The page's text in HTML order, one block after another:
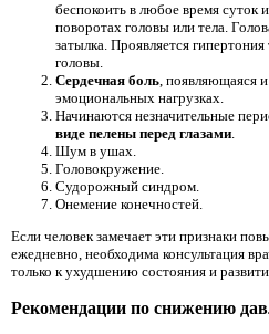
беспокоить в любое время суток
поворотах головы или тела.
затылка. Проявляется
головы.
Сердечная боль, появляющаяся
эмоциональных нагрузках.
Начинаются незначительные
виде пелены перед глазами.
Шум в ушах.
Головокружение.
Судорожный синдром.
Онемение конечностей.
Если человек замечает эти признаки
ежедневно, необходима консультация
только к ухудшению состояния и
Рекомендации по снижению